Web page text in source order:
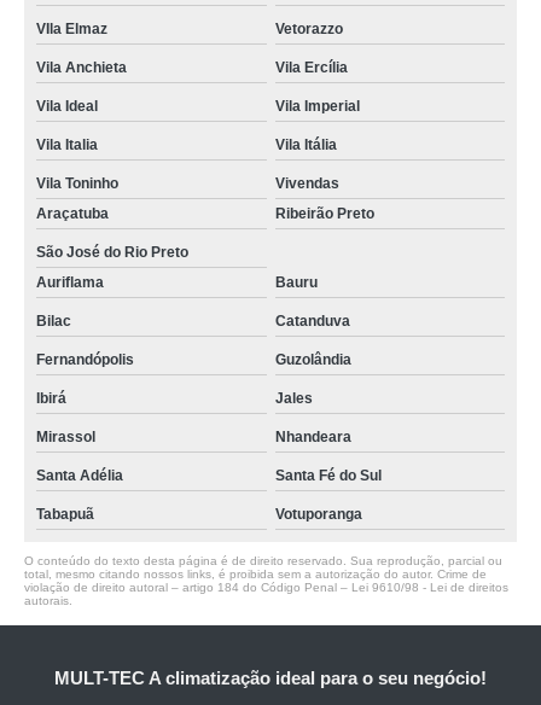
VIla Elmaz Vetorazzo
Vila Anchieta Vila Ercília
Vila Ideal Vila Imperial
Vila Italia Vila Itália
Vila Toninho
Vivendas
Araçatuba
Ribeirão Preto
São José do Rio Preto
Auriflama
Bauru
Bilac Catanduva
Fernandópolis Guzolândia
Ibirá Jales
Mirassol Nhandeara
Santa Adélia Santa Fé do Sul
Tabapuã Votuporanga
O conteúdo do texto desta página é de direito reservado. Sua reprodução, parcial ou
total, mesmo citando nossos links, é proibida sem a autorização do autor. Crime de
violação de direito autoral – artigo 184 do Código Penal – Lei 9610/98 - Lei de direitos
autorais
MULT-TEC A climatização ideal para o seu negócio!